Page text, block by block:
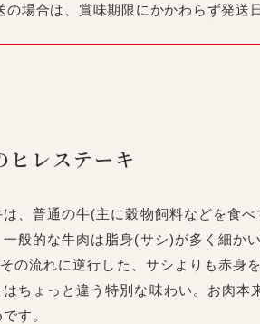
場合は、賞味期限にかかわらず発送
ヒレステーキ
、普通の牛(主に穀物飼料などを食
一般的な牛肉は脂身(サシ)が多く細か
の流れに逆行した、サシよりも赤身
ちょっと違う特別な味わい。お肉本
す。